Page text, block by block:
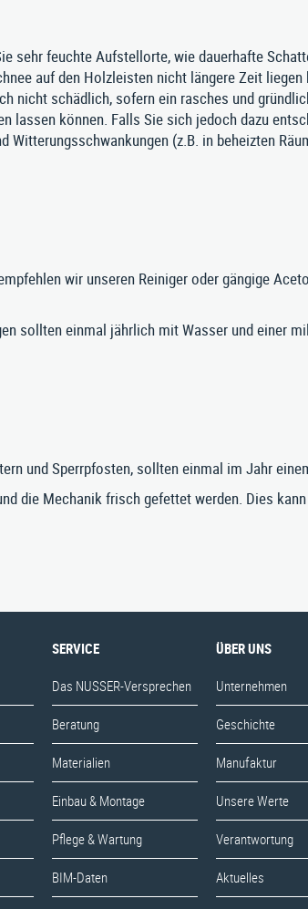
sehr feuchte Aufstellorte, wie dauerhafte
auf den Holzleisten nicht längere Zeit
nicht schädlich, sofern ein rasches und
können. Falls Sie sich jedoch dazu
(z.B. in beheizten
wir unseren Reiniger oder gängige
sollten einmal jährlich mit Wasser und einer
und Sperrpfosten, sollten einmal im Jahr
die Mechanik frisch gefettet werden. Dies
SERVICE
Das NUSSER-Versprechen
Beratung
Materialien
Einbau & Montage
Pflege & Wartung
BIM-Daten
ÜBER UNS
Unternehmen
Geschichte
Manufaktur
Unsere Werte
Verantwortung
Aktuelles